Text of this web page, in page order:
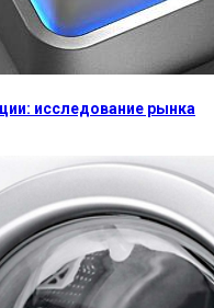
исследование рынка